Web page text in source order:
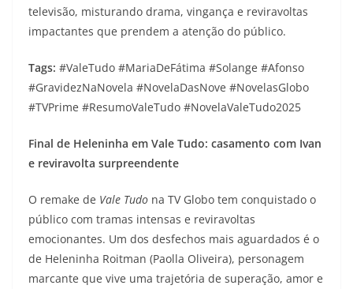
televisão, misturando drama, vingança e reviravoltas
impactantes que prendem a atenção do público.
Tags: #ValeTudo #MariaDeFátima #Solange #Afonso
#GravidezNaNovela #NovelaDasNove #NovelasGlobo
#TVPrime #ResumoValeTudo #NovelaValeTudo2025
Final de Heleninha em Vale Tudo: casamento com Ivan
e reviravolta surpreendente
O remake de Vale Tudo na TV Globo tem conquistado o
público com tramas intensas e reviravoltas
emocionantes. Um dos desfechos mais aguardados é o
de Heleninha Roitman (Paolla Oliveira), personagem
marcante que vive uma trajetória de superação, amor e